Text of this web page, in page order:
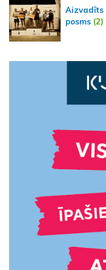
Aizvadīts
posms (2)